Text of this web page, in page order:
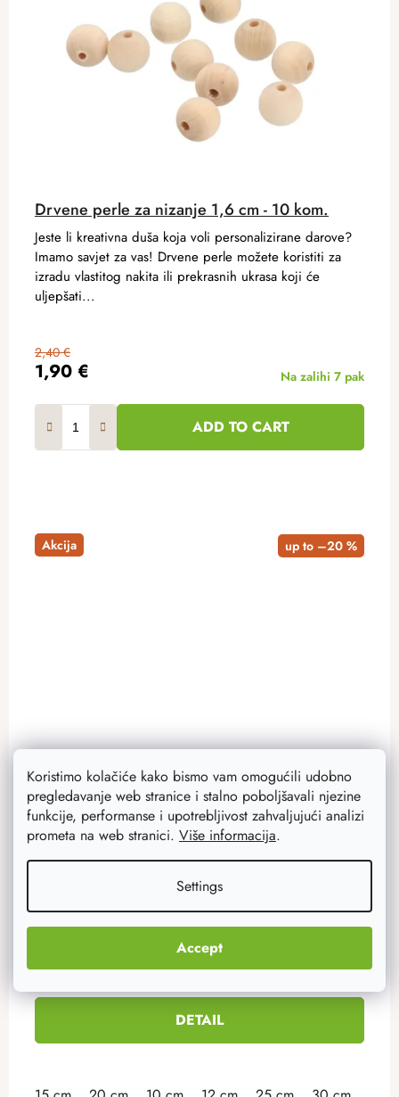
Koristimo kolačiće kako bismo vam omogućili udobno
pregledavanje web stranice i stalno poboljšavali njezine
funkcije, performanse i upotrebljivost zahvaljujući analizi
prometa na web stranici. Više informacija.
Settings
Accept
Drvene perle za nizanje 1,6 cm - 10 kom.
1,90 €
2,40 €
Na zalihi 7 pak
ADD TO CART
Jeste li kreativna duša koja voli personalizirane darove?
Imamo savjet za vas! Drvene perle možete koristiti za
izradu vlastitog nakita ili prekrasnih ukrasa koji će
uljepšati...
Akcija up to –20 %
Drveni poklopac za košaru - suncokret
from3,10 €
Nedostupno
DETAIL
Okrugli drveni poklopac s motivom žutih suncokreta
izrađen je od brezove šperploče debljine 3 mm.